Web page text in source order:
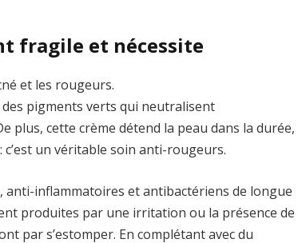
fragile et nécessite
et les rougeurs.
pigments verts qui neutralisent
plus, cette crème détend la peau dans la durée,
un véritable soin anti-rougeurs.
anti-inflammatoires et antibactériens de longue
produites par une irritation ou la présence de
par s’estomper. En complétant avec du